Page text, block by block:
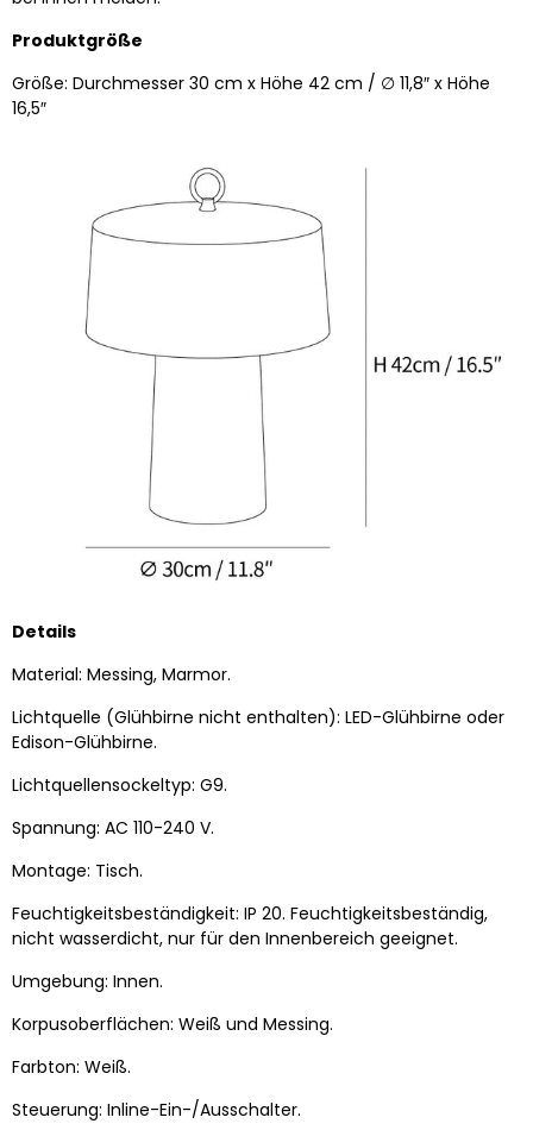
Produktgröße
Größe: Durchmesser 30 cm x Höhe 42 cm / ∅ 11,8″ x Höhe
16,5″
Details
Material: Messing, Marmor.
Lichtquelle (Glühbirne nicht enthalten): LED-Glühbirne oder
Edison-Glühbirne.
Lichtquellensockeltyp: G9.
Spannung: AC 110-240 V.
Montage: Tisch.
Feuchtigkeitsbeständigkeit: IP 20. Feuchtigkeitsbeständig,
nicht wasserdicht, nur für den Innenbereich geeignet.
Umgebung: Innen.
Korpusoberflächen: Weiß und Messing.
Farbton: Weiß.
Steuerung: Inline-Ein-/Ausschalter.